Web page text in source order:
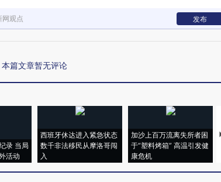
网观点 发布
本篇文章暂无评论
录 当局
活动
西班牙休达进入紧急状态
数千非法移民从摩洛哥闯
入
加沙上百万流离失所者困
于“塑料烤箱” 高温引发健
康危机